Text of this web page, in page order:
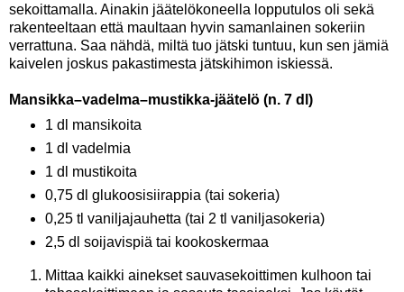
sekoittamalla. Ainakin jäätelökoneella lopputulos oli sekä
rakenteeltaan että maultaan hyvin samanlainen sokeriin
verrattuna. Saa nähdä, miltä tuo jätski tuntuu, kun sen jämiä
kaivelen joskus pakastimesta jätskihimon iskiessä.
Mansikka–vadelma–mustikka-jäätelö (n. 7 dl)
1 dl mansikoita
1 dl vadelmia
1 dl mustikoita
0,75 dl glukoosisiirappia (tai sokeria)
0,25 tl vaniljajauhetta (tai 2 tl vaniljasokeria)
2,5 dl soijavispiä tai kookoskermaa
Mittaa kaikki ainekset sauvasekoittimen kulhoon tai